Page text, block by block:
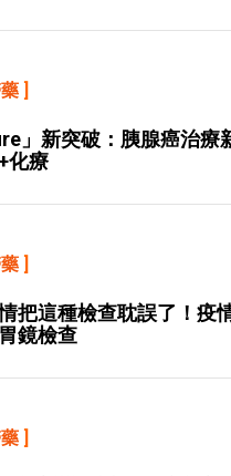
]
」新突破：胰腺癌治
化療
]
把這種檢查耽誤了！疫
鏡檢查
]